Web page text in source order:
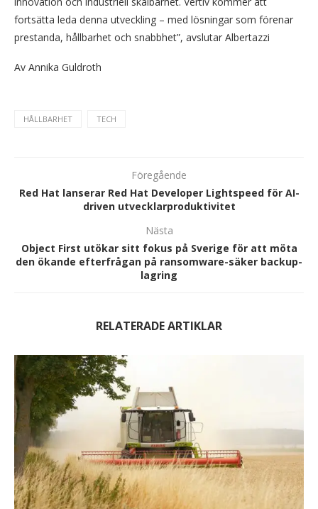
fortsätta leda denna utveckling – med lösningar som förenar
prestanda, hållbarhet och snabbhet”, avslutar Albertazzi
Av Annika Guldroth
HÅLLBARHET TECH
Föregående
Red Hat lanserar Red Hat Developer Lightspeed för AI-
driven utvecklarproduktivitet
Nästa
Object First utökar sitt fokus på Sverige för att möta
den ökande efterfrågan på ransomware-säker backup-
lagring
RELATERADE ARTIKLAR